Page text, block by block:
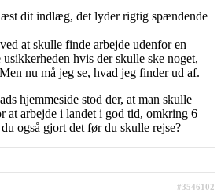
dit indlæg, det lyder rigtig spændende
at skulle finde arbejde udenfor en
usikkerheden hvis der skulle ske noget,
nu må jeg se, hvad jeg finder ud af.
hjemmeside stod der, at man skulle
at arbejde i landet i god tid, omkring 6
også gjort det før du skulle rejse?
#3546102